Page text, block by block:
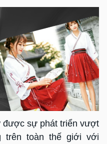
được sự phát triển vượt
trên toàn thế giới với